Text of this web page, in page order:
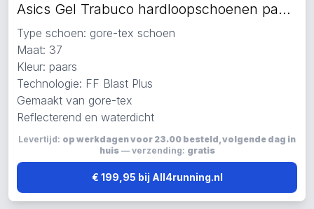
Asics Gel Trabuco hardloopschoenen paars
Type schoen: gore-tex schoen
Maat: 37
Kleur: paars
Technologie: FF Blast Plus
Gemaakt van gore-tex
Reflecterend en waterdicht
Levertijd: op werkdagen voor 23.00 besteld, volgende dag in
huis— verzending: gratis
€ 199,95 bij All4running.nl